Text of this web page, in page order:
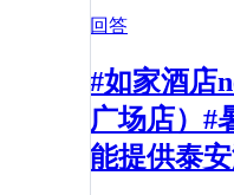
回答
#如家酒店
广场店）#
能提供泰